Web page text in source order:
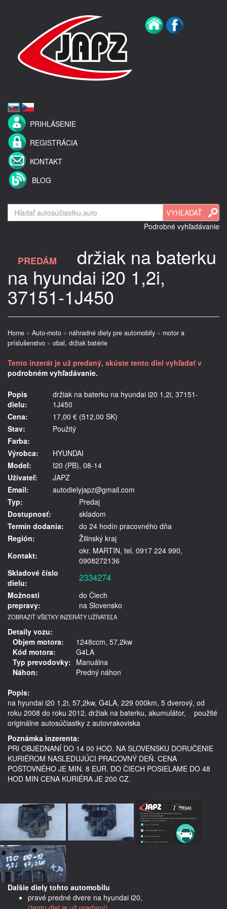
PRIHLÁSENIE
REGISTRÁCIA
KONTAKT
BLOG
Podrobné vyhľadávanie
PREDÁM držiak na baterku
na hyundai i20 1,2i,
37151-1J450
Home » Auto-moto » náhradné diely pre automobily » motor a
príslušenstvo » obal, držiak batérie
Tento inzerát je už predaný, skúste tento diel vyhľadať v
podrobném vyhľadávanie.
Popis
dielu:
držiak na baterku na hyundai i20 1,2i, 37151-
1J450
Cena:
17,00 € (512,00 SK)
Stav:
Použitý
Farba:
Výrobca:
HYUNDAI
Model:
I20 (PB), 08-14
Užívateľ:
JAPZ
Email:
autodielyjapz@gmail.com
Typ:
Predaj
Dostupnosť:
skladom
Termín dodania:
do 24 hodín pracovného dňa
Región:
Žilinský kraj
Kontakt:
okr. MARTIN, tel. 0917 224 990,
0908272136
Skladové číslo
dielu:
2334274
Možnosti
prepravy:
do Čiech
na Slovensko
ZOBRAZIŤ VŠETKY INZERÁTY UŽÍVATEĽA
Detaily vozu:
Objem motora:
1248ccm, 57,2kw
Kód motora:
G4LA
Typ prevodovky: Manuálna
Náhon:
Predný náhon
Popis:
na hyundai i20 1,2i, 57,2kw, G4LA, 229 000km, 5 dverový, od
roku 2008 do roku 2012, držiak na baterku, akumulátor,    použité
Poznámka inzerenta:
PRI OBJEDNANÍ DO 14 00 HOD. NA SLOVENSKU DORUČENIE
KURIÉROM NASLEDUJÚCI PRACOVNÝ DEŇ. CENA
POŠTOVNÉHO JE MIN. 8 EUR. DO ČIECH POSIELAME DO 48
HOD MIN CENA KURIÉRA JE 200 CZ.
Dalšie diely tohto automobilu
pravé predné dvere na hyundai i20,